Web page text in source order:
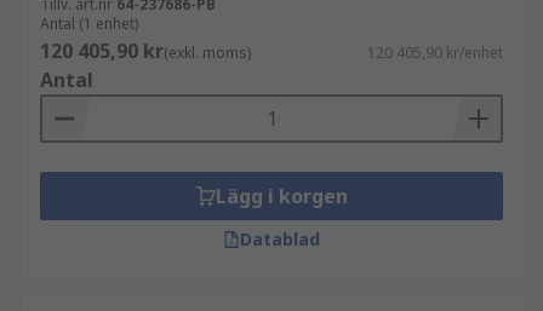
Tillv. art.nr 64-237686-PB
Antal (1 enhet)
120 405,90 kr(exkl. moms) 120 405,90 kr/enhet
Antal
Lägg i korgen
Datablad